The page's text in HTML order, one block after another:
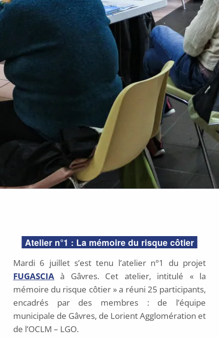
ON:
7
u
i
l
l
t
2
Atelier n°1 : La mémoire du risque côtier
Mardi 6 juillet s’est tenu l’atelier n°1 du projet
FUGASCIAà Gâvres. Cet atelier, intitulé « la
mémoire du risque côtier » a réuni 25 participants,
encadrés par des membres : de l’équipe
municipale de Gâvres, de Lorient Agglomération et
de l’OCLM – LGO.